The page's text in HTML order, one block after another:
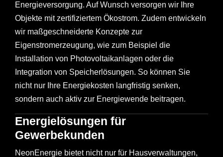
Energieversorgung. Auf Wunsch versorgen wir Ihre
Objekte mit zertifiziertem Ökostrom. Zudem entwickeln
wir maßgeschneiderte Konzepte zur
Eigenstromerzeugung, wie zum Beispiel die
Installation von Photovoltaikanlagen oder die
Integration von Speicherlösungen. So können Sie
nicht nur Ihre Energiekosten langfristig senken,
sondern auch aktiv zur Energiewende beitragen.
Energielösungen für
Gewerbekunden
NeonEnergie bietet nicht nur für Hausverwaltungen,